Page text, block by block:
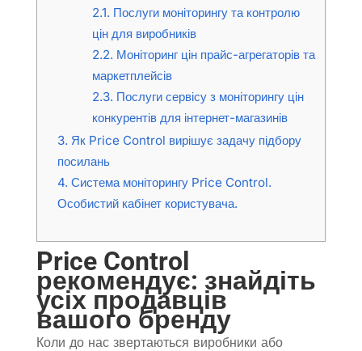
2.1. Послуги моніторингу та контролю
цін для виробників
2.2. Моніторинг цін прайс-агрегаторів та
маркетплейсів
2.3. Послуги сервісу з моніторингу цін
конкурентів для інтернет-магазинів
3. Як Price Control вирішує задачу підбору
посилань
4. Система моніторингу Price Control.
Особистий кабінет користувача.
Price Control
рекомендує: знайдіть
усіх продавців
вашого бренду
Коли до нас звертаються виробники або